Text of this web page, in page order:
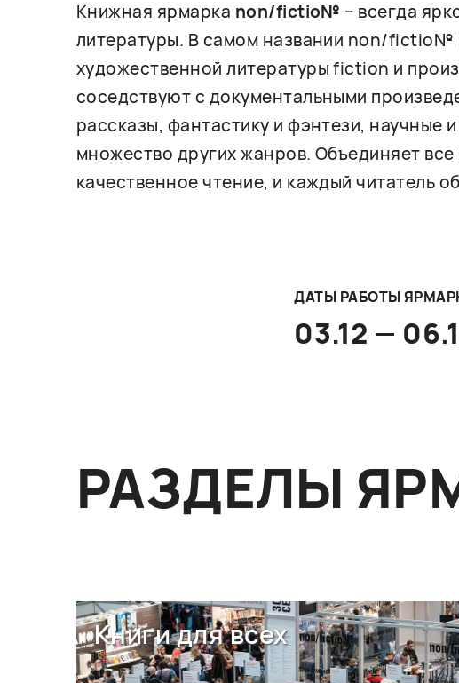
Книжная ярмарка non/fictio№ – всегда
литературы. В самом названии non/fictio№
художественной литературы fiction и
соседствуют с документальными
рассказы, фантастику и фэнтези, научные
множество других жанров. Объединяет
качественное чтение, и каждый читатель
ДАТЫ РАБОТЫ
03.12 —
РАЗДЕЛЫ
Книги для всех